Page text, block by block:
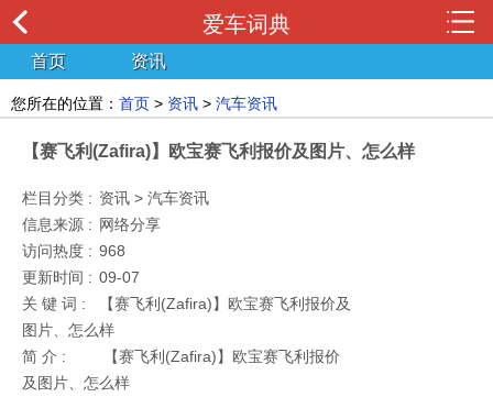
爱车词典
首页 资讯
您所在的位置： 首页 > 资讯 > 汽车资讯
【赛飞利(Zafira)】欧宝赛飞利报价及图片、怎么样
栏目分类 : 资讯 > 汽车资讯
信息来源 : 网络分享
访问热度 : 968
更新时间 : 09-07
关 键 词 :
【赛飞利(Zafira)】欧宝赛飞利报价及
图片、怎么样
简 介 :
【赛飞利(Zafira)】欧宝赛飞利报价
及图片、怎么样